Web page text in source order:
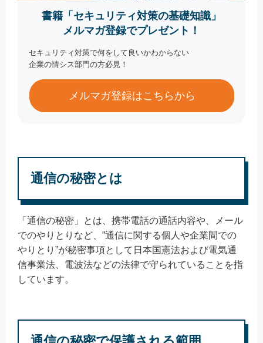
書籍「セキュリティ対策の基礎知識」
メルマガ登録でプレゼント！
セキュリティ対策で何をして良いかわからない
企業の情シス部門の方必見！
メルマガ登録はこちらから
通信の秘密とは
「通信の秘密」とは、携帯電話の通話内容や、メール
でのやりとりなど、”通信に関する個人や企業間での
やりとり”が秘密事項として日本国憲法および電気通
信事業法、電波法などの法律で守られていることを指
しています。